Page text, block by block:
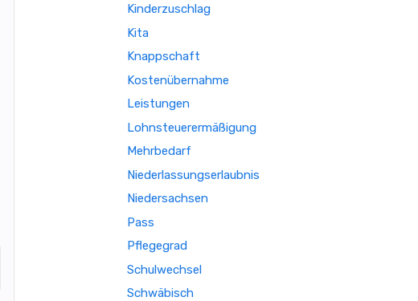
Kinderzuschlag
Kita
Knappschaft
Kostenübernahme
Leistungen
Lohnsteuerermäßigung
Mehrbedarf
Niederlassungserlaubnis
Niedersachsen
Pass
Pflegegrad
Schulwechsel
Schwäbisch